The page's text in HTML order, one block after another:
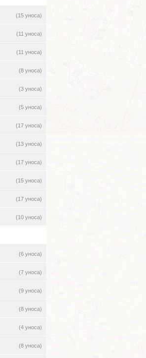
(15 уноса)
(11 уноса)
(11 уноса)
(8 уноса)
(3 уноса)
(5 уноса)
(17 уноса)
(13 уноса)
(17 уноса)
(15 уноса)
(17 уноса)
(10 уноса)
(6 уноса)
(7 уноса)
(9 уноса)
(8 уноса)
(4 уноса)
(8 уноса)